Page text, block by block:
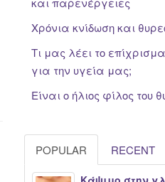
Χρόνια κνίδωση και
Τι μας λέει το
για την υγεία μας;
Είναι ο ήλιος φίλος του
POPULAR RECENT